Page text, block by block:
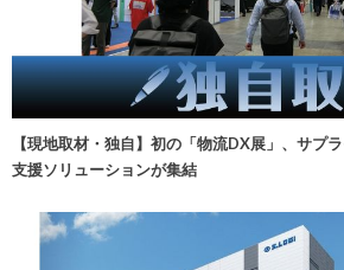
【現地取材・独自】初の「物流DX展」、サプ
支援ソリューションが集結